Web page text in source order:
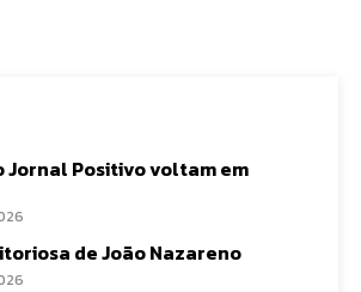
Jornal Positivo voltam em
de João Nazareno